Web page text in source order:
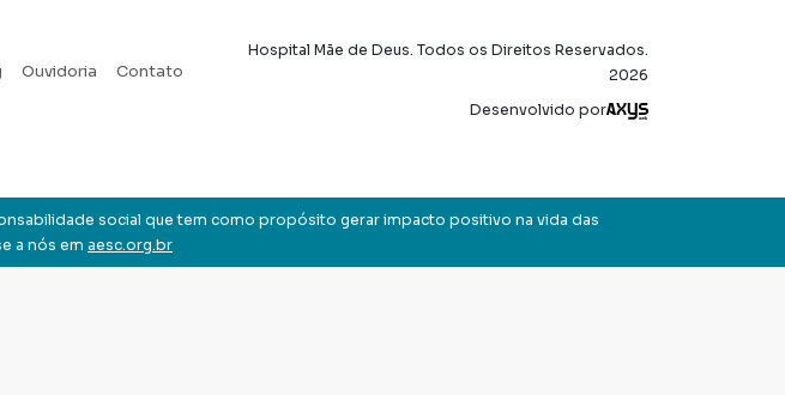
Ouvidoria Contato
Hospital Mãe de Deus. Todos os Direitos Reservados.
2026
Desenvolvido por
Axysweb
social que tem como propósito gerar impacto positivo na vida das
a nós em aesc.org.br